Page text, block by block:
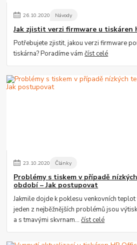
26.10.2020 Návody
Jak zjistit verzi firmware u tiskáren
Potřebujete zjistit, jakou verzi firmware
tiskárna? Poradíme vámčíst celé
23.10.2020 Články
Problémy s tiskem v případě
období – Jak postupovat
Jakmile dojde k poklesu venkovních
jeden z nejběžnějších problémů jsou
a s tmavými skvrnam...číst celé